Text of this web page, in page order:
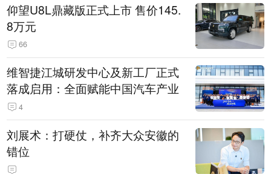
仰望U8L鼎藏版正式上市 售价145.
8万元
66
维智捷江城研发中心及新工厂正式
落成启用：全面赋能中国汽车产业
4
刘展术：打硬仗，补齐大众安徽的
错位